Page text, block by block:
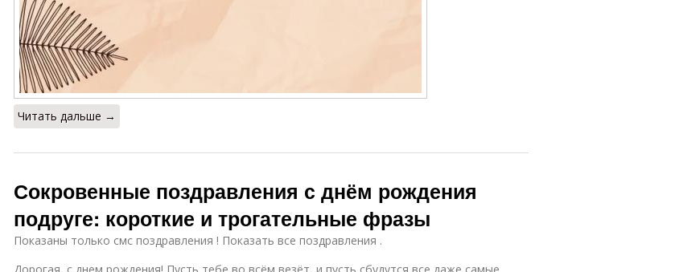
Читать дальше →
Сокровенные поздравления с днём рождения
подруге: короткие и трогательные фразы
Показаны только смс поздравления ! Показать все поздравления .